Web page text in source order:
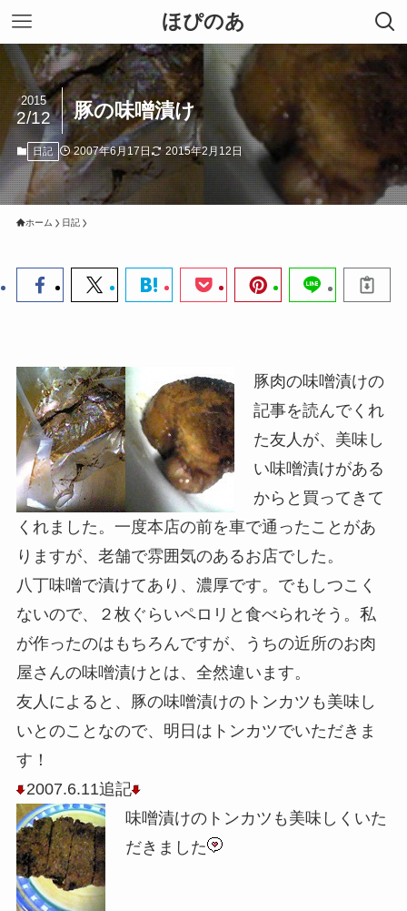
ほぴのあ
豚の味噌漬け
2015
2/12
日記 2007年6月17日 2015年2月12日
ホーム 日記
豚肉の味噌漬けの
記事を読んでくれ
た友人が、美味し
い味噌漬けがある
からと買ってきて
くれました。一度本店の前を車で通ったことがあ
りますが、老舗で雰囲気のあるお店でした。
八丁味噌で漬けてあり、濃厚です。でもしつこく
ないので、２枚ぐらいペロリと食べられそう。私
が作ったのはもちろんですが、うちの近所のお肉
屋さんの味噌漬けとは、全然違います。
友人によると、豚の味噌漬けのトンカツも美味し
いとのことなので、明日はトンカツでいただきま
す！
2007.6.11追記
味噌漬けのトンカツも美味しくいた
だきました